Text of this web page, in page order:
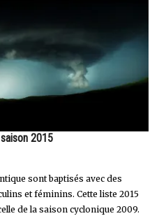
2015
sont baptisés avec des
et féminins. Cette liste 2015
de la saison cyclonique 2009.